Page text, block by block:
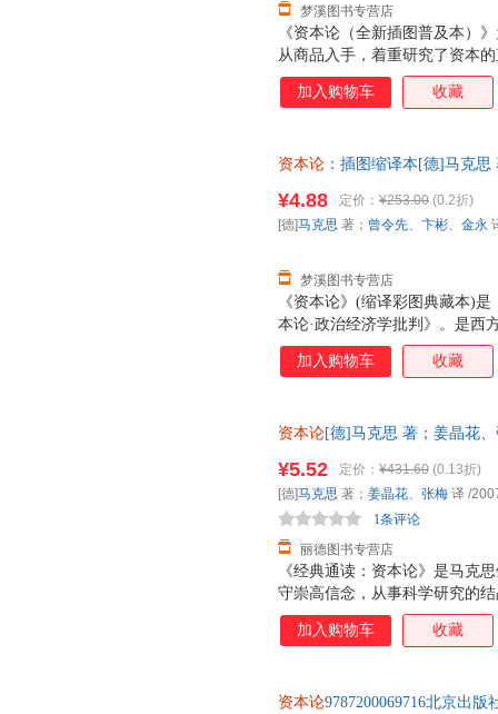
《资本论（全新插图普及本）
从商品入手，着重研究了资本
其次研究资本的流通过程和总
阶级内部分配的问题。全书所
梦溪图书专营店
加入购物车 收藏
资本论 ：插图缩译本[德]马克
《资本论》(缩译彩图典藏本)
本论·政治经济学批判》。是
克思经济学说中主要的著作，
研究资本主义社会经济形态的
认为，所有哲学家所做的一切
¥4.88 定价： ¥253.00 (0.2折)
梦溪图书专营店
[德]马克思 著； 曾令先、 卞彬、 金永
加入购物车 收藏
资本论[德]马克思 著；姜晶花、
《经典通读：资本论》是马克
守崇高信念，从事科学研究的
第二、第三卷由恩格斯整理，
整理出版了马克思计划中的关
书研究的，是资本主义生产方
¥5.52 定价： ¥431.60 (0.13折)
丽德图书专营店
1条评论
[德]马克思 著； 姜晶花、 张梅 译 /
加入购物车 收藏
资本论9787200069716北京出